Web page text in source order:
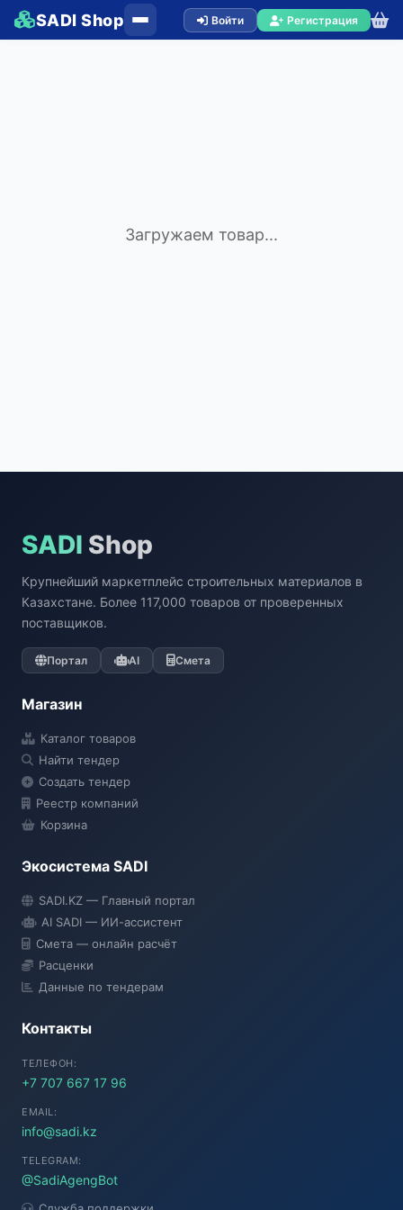
SADI Shop Войти Регистрация
Загружаем товар...
SADI Shop
Крупнейший маркетплейс строительных материалов в
Казахстане. Более 117,000 товаров от проверенных
поставщиков.
Портал AI Смета
Магазин
Каталог товаров
Найти тендер
Создать тендер
Реестр компаний
Корзина
Экосистема SADI
SADI.KZ — Главный портал
AI SADI — ИИ-ассистент
Смета — онлайн расчёт
Расценки
Данные по тендерам
Контакты
ТЕЛЕФОН:
+7 707 667 17 96
EMAIL:
info@sadi.kz
TELEGRAM:
@SadiAgengBot
● Подключение...